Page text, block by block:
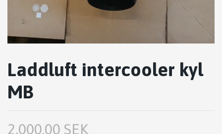
Laddluft intercooler kyl
MB
2,000.00 SEK